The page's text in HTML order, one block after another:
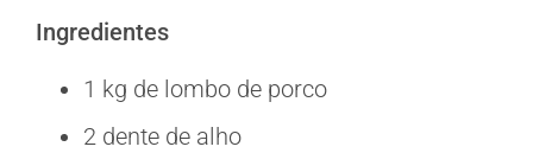
Ingredientes
1 kg de lombo de porco
2 dente de alho